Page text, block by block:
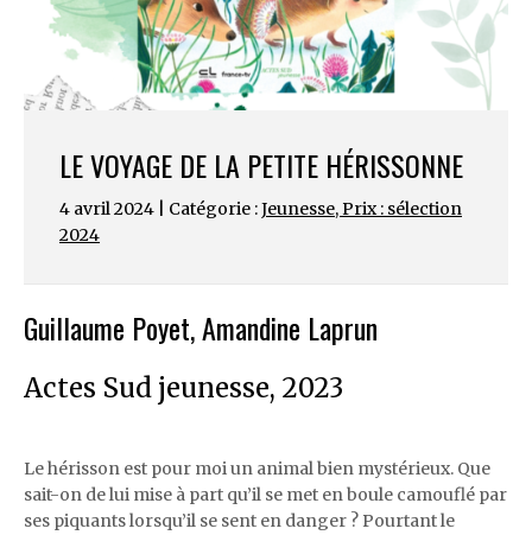
LE VOYAGE DE LA PETITE HÉRISSONNE
4 avril 2024 | Catégorie :Jeunesse,Prix : sélection
2024
Guillaume Poyet, Amandine Laprun
Actes Sud jeunesse, 2023
Le hérisson est pour moi un animal bien mystérieux. Que
sait-on de lui mise à part qu’il se met en boule camouflé par
ses piquants lorsqu’il se sent en danger ? Pourtant le